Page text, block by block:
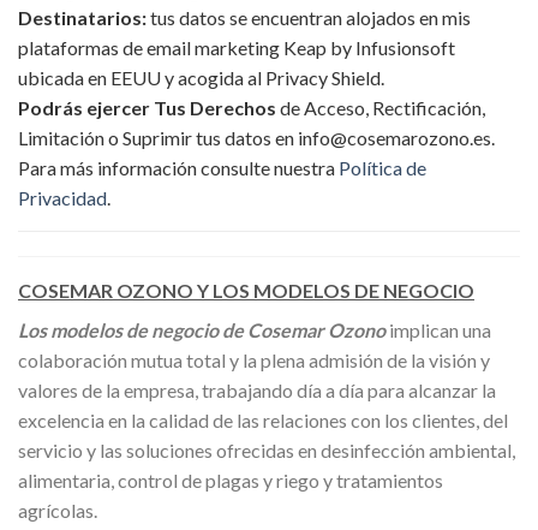
Destinatarios:tus datos se encuentran alojados en mis
plataformas de email marketing Keap by Infusionsoft
ubicada en EEUU y acogida al Privacy Shield.
Podrás ejercer Tus Derechos de Acceso, Rectificación,
Limitación o Suprimir tus datos en info@cosemarozono.es.
Para más información consulte nuestra Política de
Privacidad
COSEMAR OZONO Y LOS MODELOS DE NEGOCIO
Los modelos de negocio de Cosemar Ozonoimplican una
colaboración mutua total y la plena admisión de la visión y
valores de la empresa, trabajando día a día para alcanzar la
excelencia en la calidad de las relaciones con los clientes, del
servicio y las soluciones ofrecidas en desinfección ambiental,
alimentaria, control de plagas y riego y tratamientos
agrícolas.